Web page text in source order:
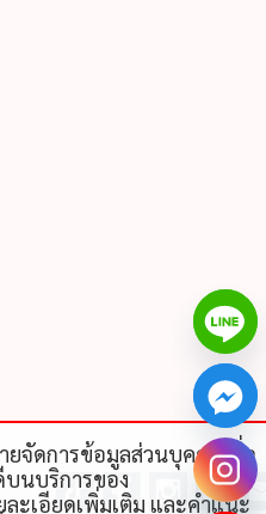
ยจัดการข้อมูลส่วนบุคคลเพื่อ
นบริการของ
ะเอียดเพิ่มเติม และคําแนะ
Hide
chaty